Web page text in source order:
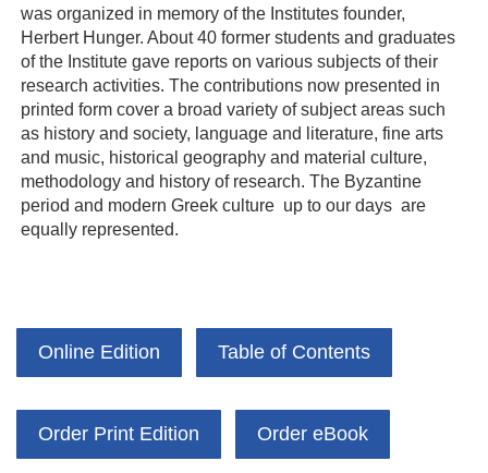
was organized in memory of the Institutes founder,
Herbert Hunger. About 40 former students and graduates
of the Institute gave reports on various subjects of their
research activities. The contributions now presented in
printed form cover a broad variety of subject areas such
as history and society, language and literature, fine arts
and music, historical geography and material culture,
methodology and history of research. The Byzantine
period and modern Greek culture  up to our days  are
equally represented.
Online Edition Table of Contents
Order Print Edition Order eBook